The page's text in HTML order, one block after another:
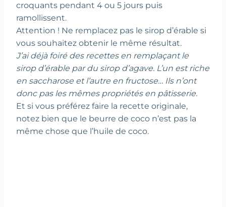
croquants pendant 4 ou 5 jours puis
ramollissent.
Attention ! Ne remplacez pas le sirop d’érable si
vous souhaitez obtenir le même résultat.
J’ai déjà foiré des recettes en remplaçant le
sirop d’érable par du sirop d’agave. L’un est riche
en saccharose et l’autre en fructose… Ils n’ont
donc pas les mêmes propriétés en pâtisserie.
Et si vous préférez faire la recette originale,
notez bien que le beurre de coco n’est pas la
même chose que l’huile de coco.